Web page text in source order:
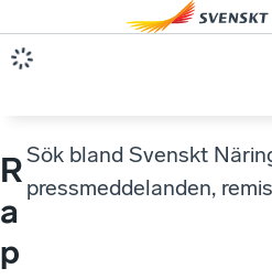
R
a
p
Sök bland Svenskt
pressmeddelanden,